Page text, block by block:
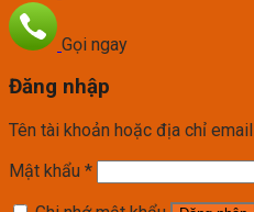
Gọi ngay
Đăng nhập
Tên tài khoản hoặc địa chỉ email
Mật khẩu *